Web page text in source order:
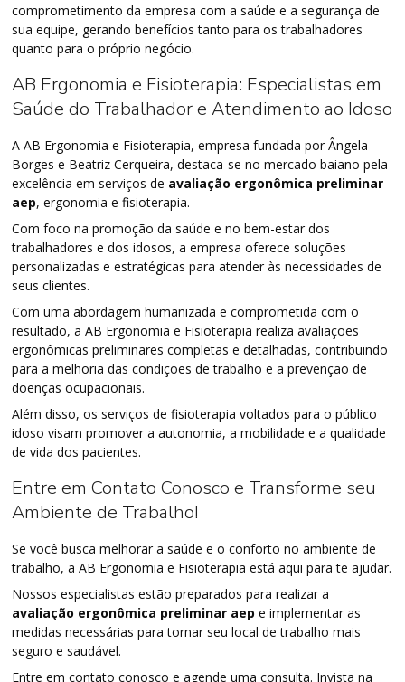
comprometimento da empresa com a saúde e a segurança de
sua equipe, gerando benefícios tanto para os trabalhadores
quanto para o próprio negócio.
AB Ergonomia e Fisioterapia: Especialistas em
Saúde do Trabalhador e Atendimento ao Idoso
A AB Ergonomia e Fisioterapia, empresa fundada por Ângela
Borges e Beatriz Cerqueira, destaca-se no mercado baiano pela
excelência em serviços de avaliação ergonômica preliminar
aep, ergonomia e fisioterapia.
Com foco na promoção da saúde e no bem-estar dos
trabalhadores e dos idosos, a empresa oferece soluções
personalizadas e estratégicas para atender às necessidades de
seus clientes.
Com uma abordagem humanizada e comprometida com o
resultado, a AB Ergonomia e Fisioterapia realiza avaliações
ergonômicas preliminares completas e detalhadas, contribuindo
para a melhoria das condições de trabalho e a prevenção de
doenças ocupacionais.
Além disso, os serviços de fisioterapia voltados para o público
idoso visam promover a autonomia, a mobilidade e a qualidade
de vida dos pacientes.
Entre em Contato Conosco e Transforme seu
Ambiente de Trabalho!
Se você busca melhorar a saúde e o conforto no ambiente de
trabalho, a AB Ergonomia e Fisioterapia está aqui para te ajudar.
Nossos especialistas estão preparados para realizar a
avaliação ergonômica preliminar aep e implementar as
medidas necessárias para tornar seu local de trabalho mais
seguro e saudável.
Entre em contato conosco e agende uma consulta. Invista na